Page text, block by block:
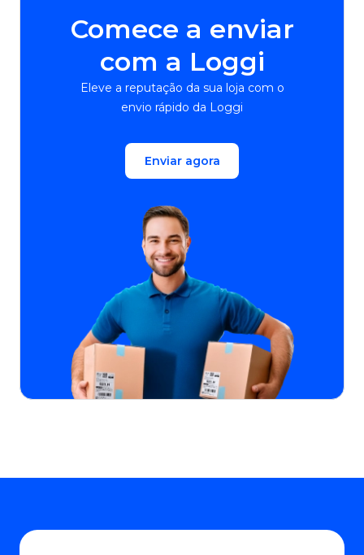
Comece a enviar
com a Loggi
Eleve a reputação da sua loja com o
envio rápido da Loggi
Enviar agora